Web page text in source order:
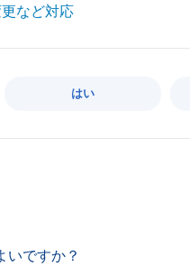
など対応
はい
いですか？